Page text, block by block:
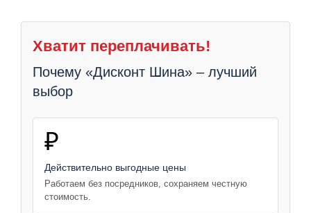
Хватит переплачивать!
Почему «Дисконт Шина» – лучший
выбор
₽
Действительно выгодные цены
Работаем без посредников, сохраняем честную
стоимость.